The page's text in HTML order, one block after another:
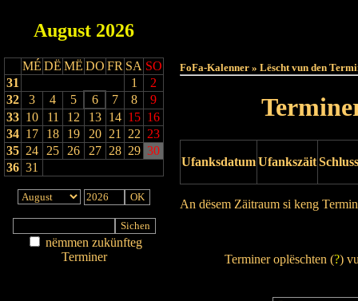
August 2026
MÉ DË MË DO FR SA SO
31
1
2
32
3 4 5 6 7 8
9
33 10 11 12 13 14 15 16
34 17 18 19 20 21 22 23
35 24 25 26 27 28 29 30
36 31
nëmmen zukünfteg
Terminer
FoFa-Kalenner » Lëscht vun den
UfanksdatumUfankszäit
An dësem Zäitraum si keng
Terminer oplëschten (?)